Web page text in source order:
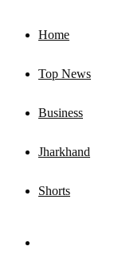
Home
Top News
Business
Jharkhand
Shorts